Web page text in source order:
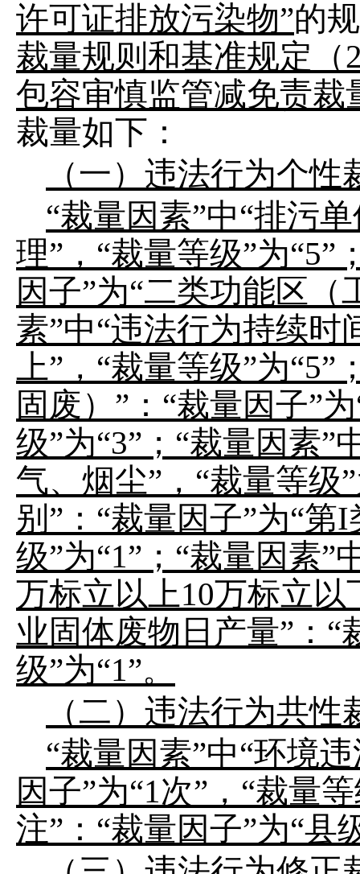
许可证排放污染物”的
裁量规则和基准规定（
包容审慎监管减免责裁
裁量如下：
（一）违法行为个性
“裁量因素”中“排污
理”，“裁量等级”为“5”
因子”为“二类功能区（
素”中“违法行为持续时
上”，“裁量等级”为“5”
固废）”：“裁量因子”为
级”为“3”；“裁量因素”
气、烟尘”，“裁量等级
别”：“裁量因子”为“第
级”为“1”；“裁量因素”
万标立以上10万标立以
业固体废物日产量”：“
级”为“1”。
（二）违法行为共性
“裁量因素”中“环境
因子”为“1次”，“裁量
注”：“裁量因子”为“县